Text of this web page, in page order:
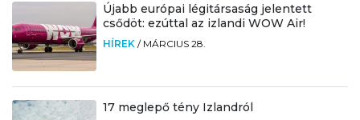
Újabb európai légitársaság jelentett
csődöt: ezúttal az izlandi WOW Air!
HÍREK / MÁRCIUS 28.
17 meglepő tény Izlandról